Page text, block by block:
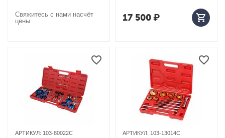
Свяжитесь с нами насчёт
цены
17 500₽
АРТИКУЛ: 103-80022C АРТИКУЛ: 103-13014C